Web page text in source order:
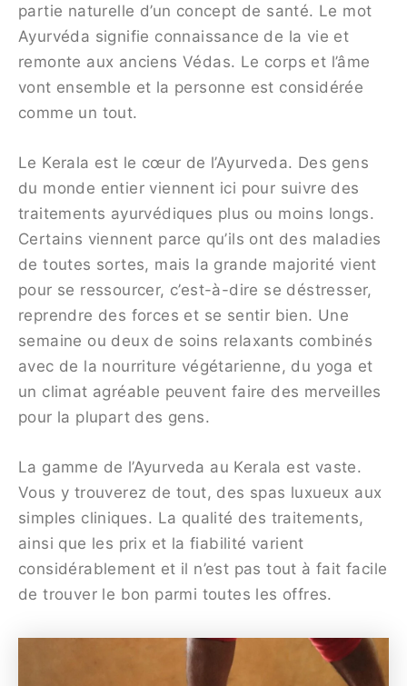
partie naturelle d’un concept de santé. Le mot
Ayurvéda signifie connaissance de la vie et
remonte aux anciens Védas. Le corps et l’âme
vont ensemble et la personne est considérée
comme un tout.
Le Kerala est le cœur de l’Ayurveda. Des gens
du monde entier viennent ici pour suivre des
traitements ayurvédiques plus ou moins longs.
Certains viennent parce qu’ils ont des maladies
de toutes sortes, mais la grande majorité vient
pour se ressourcer, c’est-à-dire se déstresser,
reprendre des forces et se sentir bien. Une
semaine ou deux de soins relaxants combinés
avec de la nourriture végétarienne, du yoga et
un climat agréable peuvent faire des merveilles
pour la plupart des gens.
La gamme de l’Ayurveda au Kerala est vaste.
Vous y trouverez de tout, des spas luxueux aux
simples cliniques. La qualité des traitements,
ainsi que les prix et la fiabilité varient
considérablement et il n’est pas tout à fait facile
de trouver le bon parmi toutes les offres.